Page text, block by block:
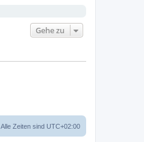
Gehe zu
Alle Zeiten sind UTC+02:00